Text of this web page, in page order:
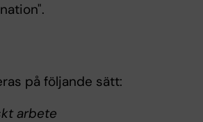
på följande sätt:
arbete